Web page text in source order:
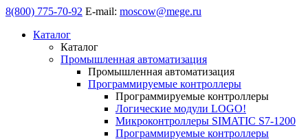
8(800) 775-70-92 E-mail: moscow@mege.ru
Каталог
Каталог
Промышленная автоматизация
Промышленная автоматизация
Программируемые контроллеры
Программируемые контроллеры
Логические модули LOGO!
Микроконтроллеры SIMATIC S7-1200
Программируемые контроллеры